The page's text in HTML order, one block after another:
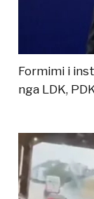
Formimi i
nga LDK,